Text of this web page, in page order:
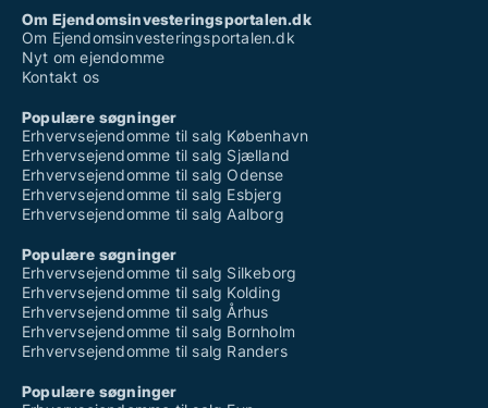
Om Ejendomsinvesteringsportalen.dk
Om Ejendomsinvesteringsportalen.dk
Nyt om ejendomme
Kontakt os
Populære søgninger
Erhvervsejendomme til salg København
Erhvervsejendomme til salg Sjælland
Erhvervsejendomme til salg Odense
Erhvervsejendomme til salg Esbjerg
Erhvervsejendomme til salg Aalborg
Populære søgninger
Erhvervsejendomme til salg Silkeborg
Erhvervsejendomme til salg Kolding
Erhvervsejendomme til salg Århus
Erhvervsejendomme til salg Bornholm
Erhvervsejendomme til salg Randers
Populære søgninger